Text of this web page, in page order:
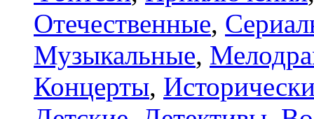
Отечественные,
Музыкальные,
Концерты,